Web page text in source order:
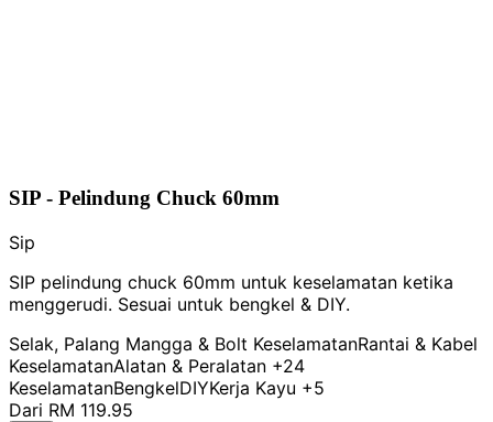
SIP - Pelindung Chuck 60mm
Sip
SIP pelindung chuck 60mm untuk keselamatan ketika
menggerudi. Sesuai untuk bengkel & DIY.
Selak, Palang Mangga & Bolt KeselamatanRantai & Kabel
KeselamatanAlatan & Peralatan +24
KeselamatanBengkelDIYKerja Kayu +5
Dari RM 119.95